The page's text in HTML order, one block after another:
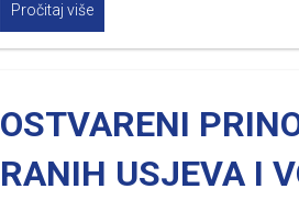
Pročitaj više
OSTVARENI
RANIH USJEVA I